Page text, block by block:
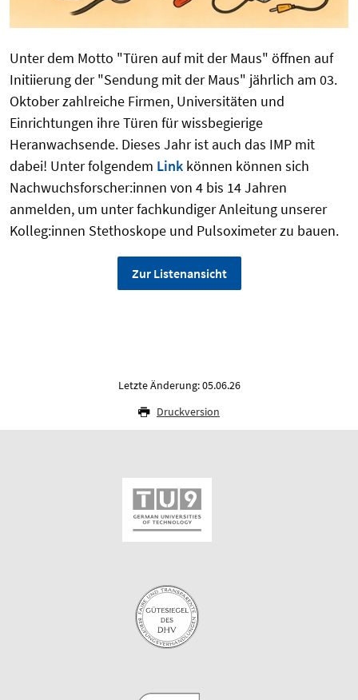
Unter dem Motto "Türen auf mit der Maus" öffnen auf
Initiierung der "Sendung mit der Maus" jährlich am 03.
Oktober zahlreiche Firmen, Universitäten und
Einrichtungen ihre Türen für wissbegierige
Heranwachsende. Dieses Jahr ist auch das IMP mit
dabei! Unter folgendem Link können können sich
Nachwuchsforscher:innen von 4 bis 14 Jahren
anmelden, um unter fachkundiger Anleitung unserer
Kolleg:innen Stethoskope und Pulsoximeter zu bauen.
Zur Listenansicht
Letzte Änderung: 05.06.26
Druckversion